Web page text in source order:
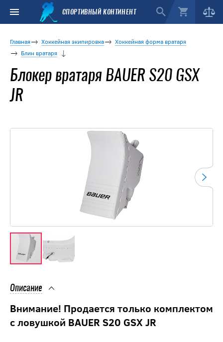
СПОРТИВНЫЙ КОНТИНЕНТ
Главная Хоккейная экипировка
Хоккейная форма вратаря
Блин вратаря
Блокер вратаря BAUER S20 GSX
JR
Описание
Внимание! Продается только комплектом
с ловушкой BAUER S20 GSX JR